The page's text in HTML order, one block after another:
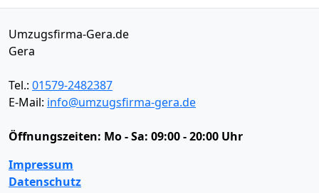
Umzugsfirma-Gera.de
Gera
Tel.: 01579-2482387
E-Mail: info@umzugsfirma-gera.de
Öffnungszeiten: Mo - Sa: 09:00 - 20:00 Uhr
Impressum
Datenschutz